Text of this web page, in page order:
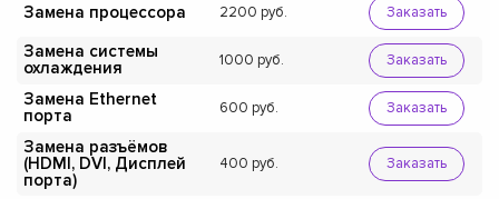
Замена процессора 2200 Заказать
Замена системы
охлаждения
1000 Заказать
Замена Ethernet
порта
600 Заказать
Замена разъёмов
(HDMI, DVI, Дисплей
порта)
400 Заказать